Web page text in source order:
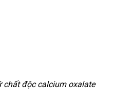
chất độc calcium oxalate